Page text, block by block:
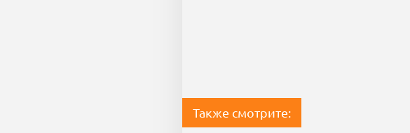
Также смотрите: